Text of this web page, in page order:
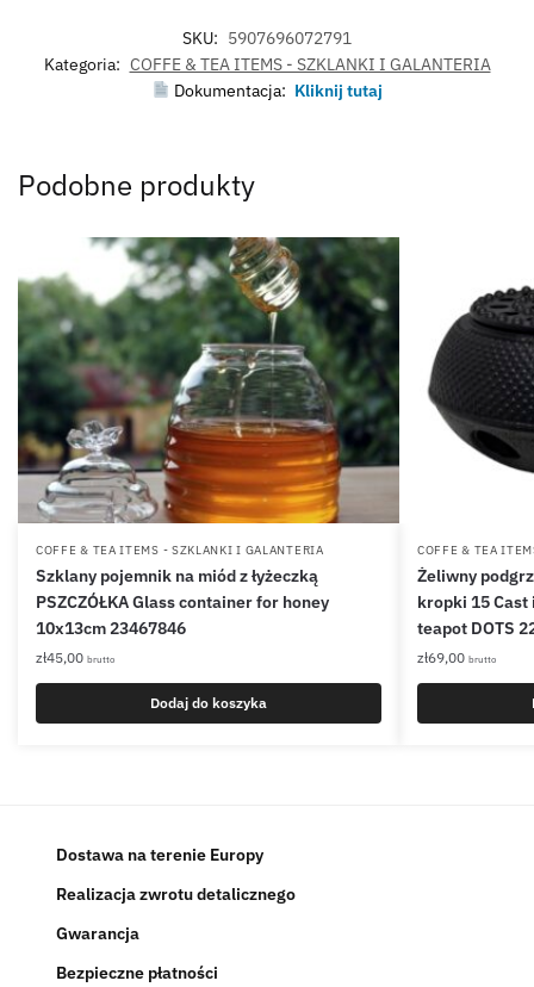
SKU: 5907696072791
Kategoria: COFFE & TEA ITEMS - SZKLANKI I GALANTERIA
Dokumentacja: Kliknij tutaj
Podobne produkty
COFFE & TEA ITEMS - SZKLANKI I GALANTERIA
Szklany pojemnik na miód z łyżeczką
PSZCZÓŁKA Glass container for honey
10x13cm 23467846
zł45,00 brutto
Dodaj do koszyka
COFFE & TEA
Żeliwny
kropki 15
teapot DOTS
zł69,00 brutto
Dostawa na terenie Europy
Realizacja zwrotu detalicznego
Gwarancja
Bezpieczne płatności